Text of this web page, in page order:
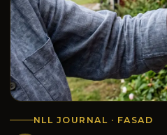
NLL JOURNAL · FASAD